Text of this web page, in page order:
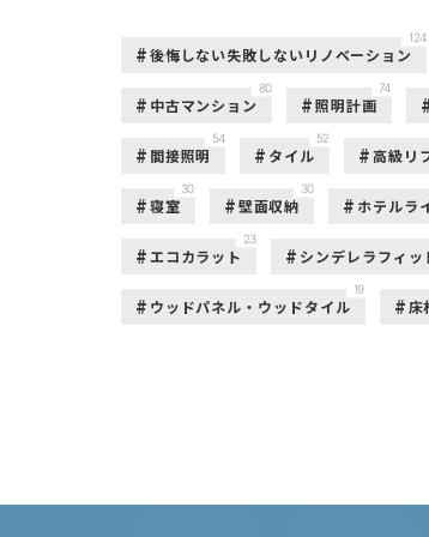
後悔しない失敗しないリノベーション
124
中古マンション
80
照明計画
74
間接照明
54
タイル
52
高級リ
寝室
30
壁面収納
30
ホテルラ
エコカラット
23
シンデレラフィッ
ウッドパネル・ウッドタイル
19
床